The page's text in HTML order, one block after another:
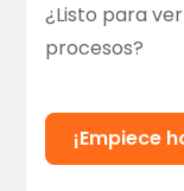
¿Listo para
procesos?
¡Empiece